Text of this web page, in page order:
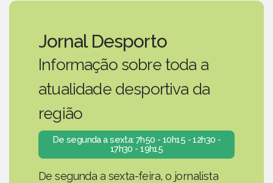
Jornal Desporto
Informação sobre toda a
atualidade desportiva da
região
De segunda a sexta: 7h50 - 10h15 - 12h30 -
17h30 - 19h15
De segunda a sexta-feira, o jornalista